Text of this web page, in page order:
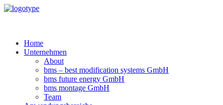
Home
Unternehmen
About
bms – best modification systems GmbH
bms future energy GmbH
bms montage GmbH
Team